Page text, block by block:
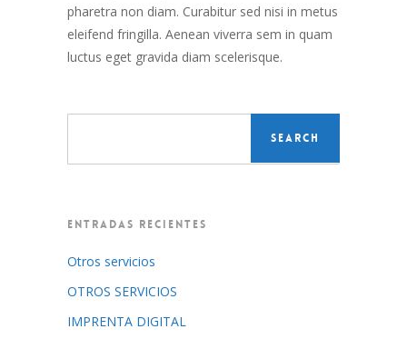
pharetra non diam. Curabitur sed nisi in metus
eleifend fringilla. Aenean viverra sem in quam
luctus eget gravida diam scelerisque.
ENTRADAS RECIENTES
Otros servicios
OTROS SERVICIOS
IMPRENTA DIGITAL